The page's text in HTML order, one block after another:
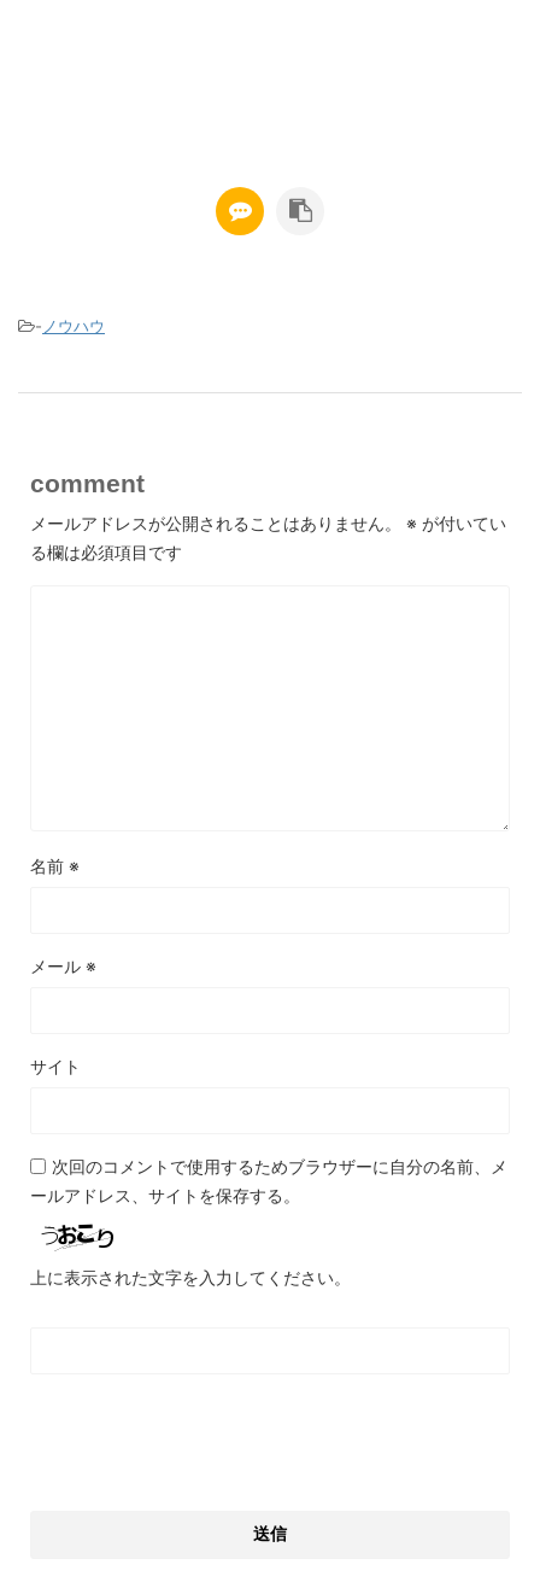
- ノウハウ
comment
メールアドレスが公開されることはありません。 ※ が付いてい
る欄は必須項目です
名前 ※
メール ※
サイト
次回のコメントで使用するためブラウザーに自分の名前、メ
ールアドレス、サイトを保存する。
上に表示された文字を入力してください。